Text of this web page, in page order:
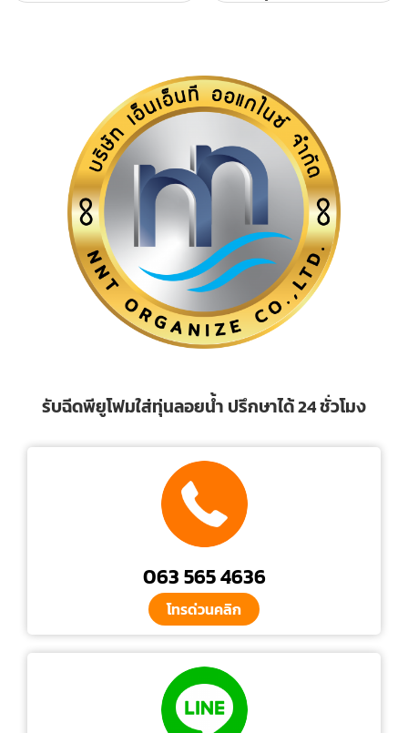
รับฉีดพียูโฟมใส่ทุ่นลอยน้ำ ปรึกษาได้ 24 ชั่วโมง
063 565 4636
โทรด่วนคลิก